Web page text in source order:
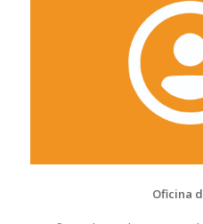
Oficina